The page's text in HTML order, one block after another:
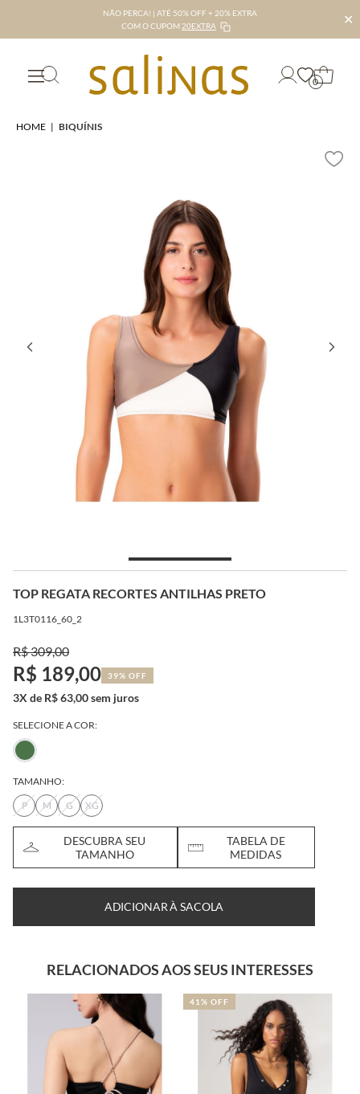
NÃO PERCA! | ATÉ 50% OFF + 20% EXTRA
COM O CUPOM 20EXTRA ✕
0
HOME | BIQUÍNIS
TOP REGATA RECORTES ANTILHAS PRETO
1L3T0116_60_2
R$ 309,00
R$ 189,00 39% OFF
3X de R$ 63,00 sem juros
SELECIONE A COR:
TAMANHO:
P
M G XG
DESCUBRA SEU
TAMANHO
TABELA DE
MEDIDAS
ADICIONAR À SACOLA
RELACIONADOS AOS SEUS INTERESSES
41% OFF